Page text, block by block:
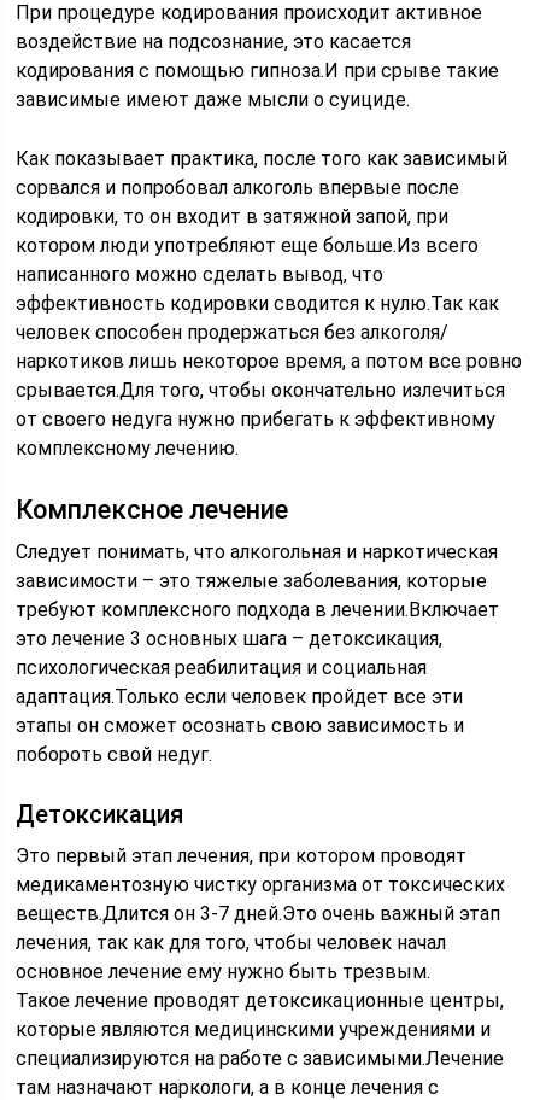
При процедуре кодирования происходит активное
воздействие на подсознание, это касается
кодирования с помощью гипноза.И при срыве такие
зависимые имеют даже мысли о суициде.
Как показывает практика, после того как зависимый
сорвался и попробовал алкоголь впервые после
кодировки, то он входит в затяжной запой, при
котором люди употребляют еще больше.Из всего
написанного можно сделать вывод, что
эффективность кодировки сводится к нулю.Так как
человек способен продержаться без алкоголя/
наркотиков лишь некоторое время, а потом все ровно
срывается.Для того, чтобы окончательно излечиться
от своего недуга нужно прибегать к эффективному
комплексному лечению.
Комплексное лечение
Следует понимать, что алкогольная и наркотическая
зависимости – это тяжелые заболевания, которые
требуют комплексного подхода в лечении.Включает
это лечение 3 основных шага – детоксикация,
психологическая реабилитация и социальная
адаптация.Только если человек пройдет все эти
этапы он сможет осознать свою зависимость и
побороть свой недуг.
Детоксикация
Это первый этап лечения, при котором проводят
медикаментозную чистку организма от токсических
веществ.Длится он 3-7 дней.Это очень важный этап
лечения, так как для того, чтобы человек начал
основное лечение ему нужно быть трезвым.
Такое лечение проводят детоксикационные центры,
которые являются медицинскими учреждениями и
специализируются на работе с зависимыми.Лечение
там назначают наркологи, а в конце лечения с